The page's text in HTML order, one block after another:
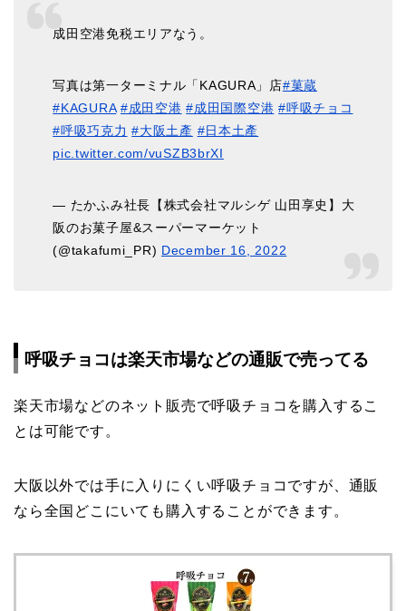
成田空港免税エリアなう。
写真は第一ターミナル「KAGURA」店#菓蔵
#KAGURA #成田空港 #成田国際空港 #呼吸チョコ
#呼吸巧克力 #大阪土產 #日本土產
pic.twitter.com/vuSZB3brXI
— たかふみ社長【株式会社マルシゲ 山田享史】大
阪のお菓子屋&スーパーマーケット
(@takafumi_PR) December 16, 2022
呼吸チョコは楽天市場などの通販で売ってる
楽天市場などのネット販売で呼吸チョコを購入するこ
とは可能です。
大阪以外では手に入りにくい呼吸チョコですが、通販
なら全国どこにいても購入することができます。